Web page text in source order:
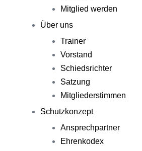
Mitglied werden
Über uns
Trainer
Vorstand
Schiedsrichter
Satzung
Mitgliederstimmen
Schutzkonzept
Ansprechpartner
Ehrenkodex